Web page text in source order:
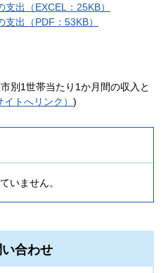
出（EXCEL：25KB）
出（PDF：53KB）
別1世帯当たり1か月間の収入と
トへリンク） )
いません。
合わせ